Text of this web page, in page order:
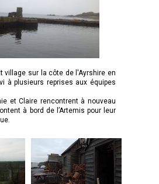
village sur la côte de l'Ayrshire en
à plusieurs reprises aux équipes
et Claire rencontrent à nouveau
à bord de l’Artemis pour leur